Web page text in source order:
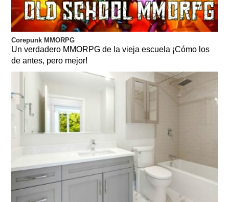
Corepunk MMORPG
Un verdadero MMORPG de la vieja escuela ¡Cómo los
de antes, pero mejor!